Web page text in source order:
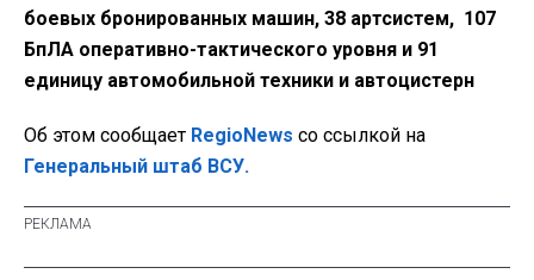
боевых бронированных машин, 38 артсистем, 107
БпЛА оперативно-тактического уровня и 91
единицу автомобильной техники и автоцистерн
Об этом сообщает RegioNews со ссылкой на
Генеральный штаб ВСУ.